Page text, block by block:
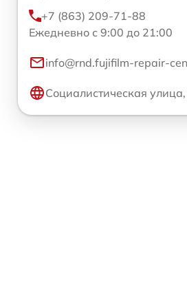
+7 (863) 209-71-88
Ежедневно с 9:00 до 21:00
info@rnd.fujifilm-repair-
Социалистическая